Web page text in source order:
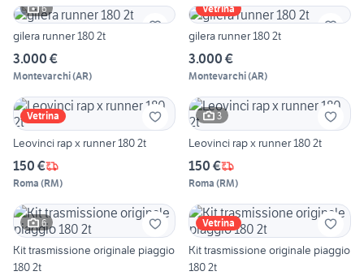
6
gilera runner 180 2t
3.000 €
Montevarchi(AR)
Vetrina
gilera runner 180 2t
3.000 €
Montevarchi(AR)
Vetrina
Leovinci rap x runner 180 2t
150 €
Roma (RM)
3
Leovinci rap x runner 180 2t
150 €
Roma (RM)
6
Kit trasmissione originale piaggio
180 2t
Vetrina
Kit trasmissione originale piaggio
180 2t